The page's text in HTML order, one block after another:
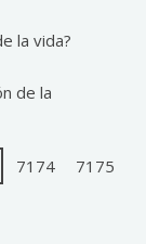
la vida?
de la
7174
7175